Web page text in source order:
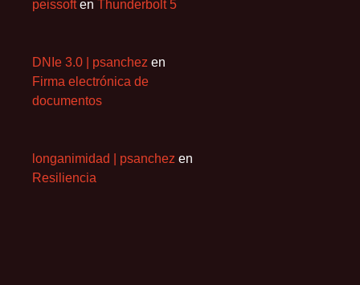
peissoften Thunderbolt 5
DNIe 3.0 | psanchez en
Firma electrónica de
documentos
longanimidad | psanchez en
Resiliencia